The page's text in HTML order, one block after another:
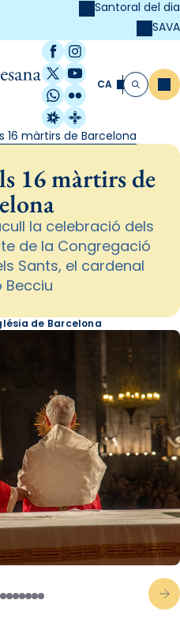
Santoral del dia
SAVA
Facebook
Instagram
X / Twitter
YouTube
WhatsApp
Flickr
Radio Estel
Catalunya
CA Cerca
16 màrtirs de Barcelona
16 màrtirs de
la celebració dels
de la Congregació
Sants, el cardenal
Becciu
de Barcelona